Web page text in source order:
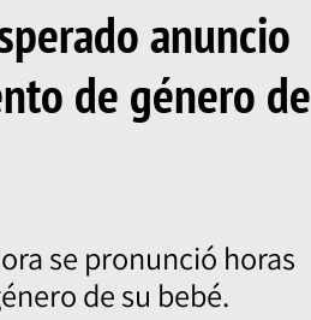
anuncio
de género de
se pronunció horas
de su bebé.